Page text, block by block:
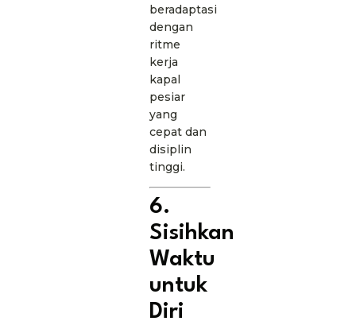
beradaptasi
dengan
ritme
kerja
kapal
pesiar
yang
cepat dan
disiplin
tinggi.
6.
Sisihkan
Waktu
untuk
Diri